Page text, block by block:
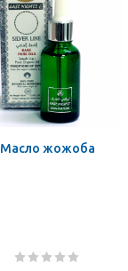
Масло жожоба